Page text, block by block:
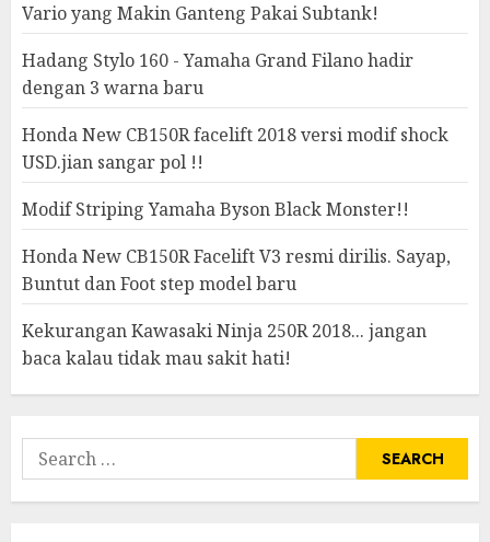
Vario yang Makin Ganteng Pakai Subtank!
Hadang Stylo 160 - Yamaha Grand Filano hadir
dengan 3 warna baru
Honda New CB150R facelift 2018 versi modif shock
USD.jian sangar pol !!
Modif Striping Yamaha Byson Black Monster!!
Honda New CB150R Facelift V3 resmi dirilis. Sayap,
Buntut dan Foot step model baru
Kekurangan Kawasaki Ninja 250R 2018... jangan
baca kalau tidak mau sakit hati!
Search
for: